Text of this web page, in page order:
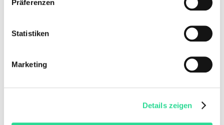
Präferenzen
Statistiken
Marketing
Details zeigen